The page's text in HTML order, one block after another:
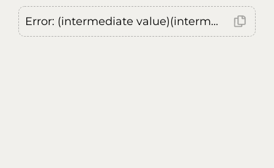
Error: (intermediate value)(intermediate value)(intermediate value).replaceAll is not a function